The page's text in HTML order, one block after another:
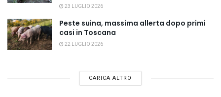
23 LUGLIO 2026
Peste suina, massima allerta dopo primi
casi in Toscana
22 LUGLIO 2026
CARICA ALTRO